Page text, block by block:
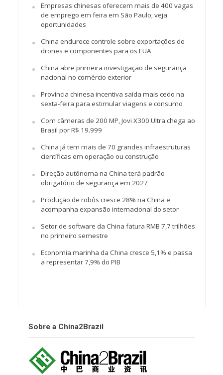
Empresas chinesas oferecem mais de 400 vagas
de emprego em feira em São Paulo; veja
oportunidades
China endurece controle sobre exportações de
drones e componentes para os EUA
China abre primeira investigação de segurança
nacional no comércio exterior
Província chinesa incentiva saída mais cedo na
sexta-feira para estimular viagens e consumo
Com câmeras de 200 MP, Jovi X300 Ultra chega ao
Brasil por R$ 19.999
China já tem mais de 70 grandes infraestruturas
científicas em operação ou construção
Direção autônoma na China terá padrão
obrigatório de segurança em 2027
Produção de robôs cresce 28% na China e
acompanha expansão internacional do setor
Setor de software da China fatura RMB 7,7 trilhões
no primeiro semestre
Economia marinha da China cresce 5,1% e passa
a representar 7,9% do PIB
Sobre a China2Brazil